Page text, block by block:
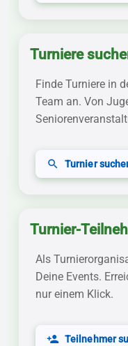
Turniere
Finde Turniere in
Team an. Von
search Turnier
Turnier-
Als
Deine Events.
nur einem Klick.
person_add Teilnehmer